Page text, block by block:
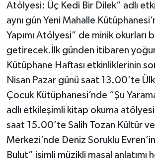
Atölyesi: Üç Kedi Bir Dilek” adlı
aynı gün Yeni Mahalle
Yapımı Atölyesi” de minik okurları
getirecek.İlk günden itibaren
Kütüphane Haftası etkinliklerinin
Nisan Pazar günü saat 13.00’te
Çocuk Kütüphanesi’nde “Şu
adlı etkileşimli kitap okuma atölyesi
saat 15.00’te Salih Tozan Kültür
Merkezi’nde Deniz Soruklu
Bulut” isimli müzikli masal anlatımı